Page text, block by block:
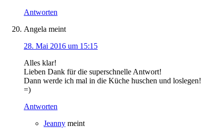
Antworten
Angela meint
28. Mai 2016 um 15:15
Alles klar!
Lieben Dank für die superschnelle Antwort!
Dann werde ich mal in die Küche huschen und loslegen!
=)
Antworten
Jeanny meint